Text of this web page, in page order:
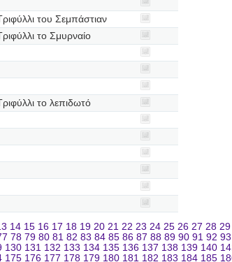
του Σεμπάστιαν
το Σμυρναίο
το λεπιδωτό
14 15 16 17 18 19 20 21 22 23 24 25 26 27 28 29
78 79 80 81 82 83 84 85 86 87 88 89 90 91 92 93
130 131 132 133 134 135 136 137 138 139 140
175 176 177 178 179 180 181 182 183 184 185